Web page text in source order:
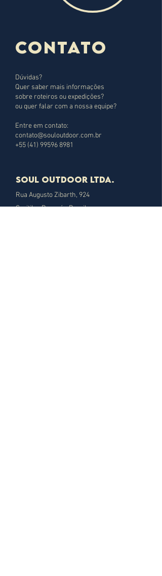
CONTATO
Dúvidas?
Quer saber mais informações
sobre roteiros ou expedições?
ou quer falar com a nossa equipe?
Entre em contato:
contato@souloutdoor.com.br
+55 (41) 99596 8981
SOUL OUTDOOR LTDA.
Rua Augusto Zibarth, 924
Curitiba, Paraná - Brasil